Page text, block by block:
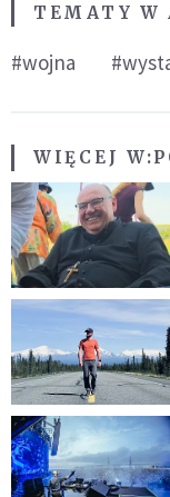
TEMATY W
#wojna
WIĘCEJ W: